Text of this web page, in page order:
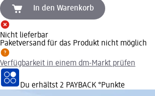
In den Warenkorb
Nicht lieferbar
Paketversand für das Produkt nicht möglich
Verfügbarkeit in einem dm-Markt prüfen
Du erhältst 2 PAYBACK °Punkte